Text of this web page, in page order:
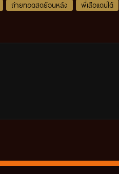
ถ่ายทอดสดย้อนหลัง พี่เสือแดนใต้